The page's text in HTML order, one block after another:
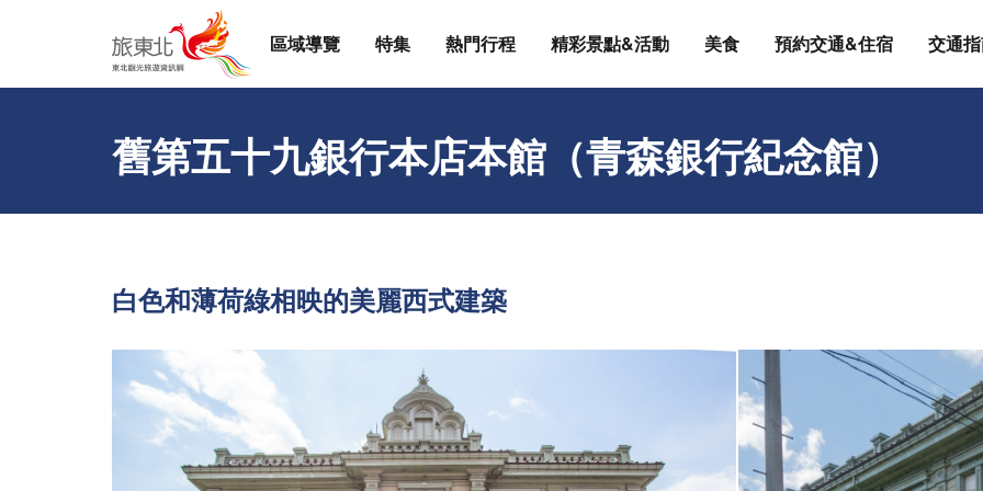
區域導覽 特集 熱門行程 精彩景點&活動 美食 預約交通&住宿 交通
舊第五十九銀行本店本館（青森銀行紀念館）
白色和薄荷綠相映的美麗西式建築